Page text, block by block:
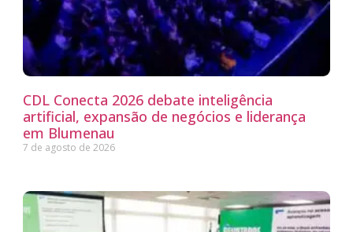
CDL Conecta 2026 debate inteligência
artificial, expansão de negócios e liderança
em Blumenau
7 de agosto de 2026